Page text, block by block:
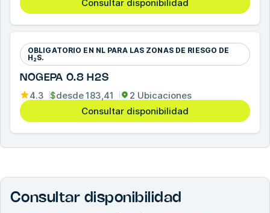
Consultar disponibilidad
OBLIGATORIO EN NL PARA LAS ZONAS DE RIESGO DE
H₂S.
NOGEPA 0.8 H2S
4.3 $desde183,41
2 Ubicaciones
Consultar disponibilidad
Consultar disponibilidad